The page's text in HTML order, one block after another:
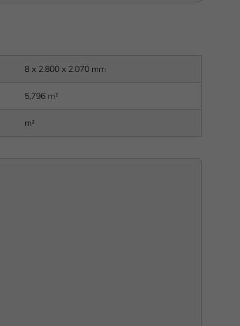
8 x 2.800 x 2.070 mm
5,796 m²
m²